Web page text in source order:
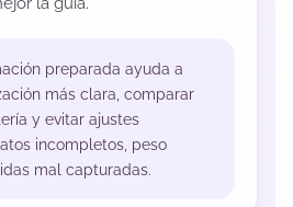
preparada ayuda a
más clara, comparar
y evitar ajustes
incompletos, peso
mal capturadas.